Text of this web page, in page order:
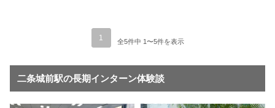
1 全5件中 1〜5件を表示
二条城前駅の長期インターン体験談